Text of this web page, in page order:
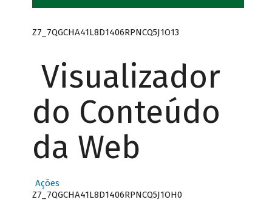
Z7_7QGCHA41L8D1406RPNCQ5J1O13
Visualizador
do Conteúdo
da Web
Ações
Z7_7QGCHA41L8D1406RPNCQ5J1OH0